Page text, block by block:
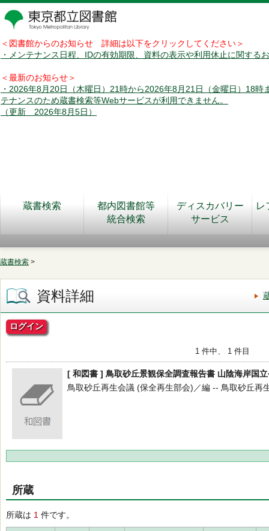
＜図書館からのお知らせ 詳細は以下をクリックしてください＞
・メンテナンス日程、IDの有効期限、資料の表示や利用休止に関する
＜最新のお知らせ＞
・2026年8月20日（木曜日）21時から2026年8月21日（金曜日）18時
テナンスのため蔵書検索等Webサービスが利用できません。
（更新 2026年8月5日）
蔵書検索
都内図書館等
統合検索
ディスカバリー
サービス
レ
蔵書検索 >
資料詳細
ログイン
1 件中、 1 件目
[ 和図書 ] 鳥取砂丘景観保全調査報告書 山陰海岸国
鳥取砂丘再生会議 (保全再生部会)／編 -- 鳥取砂丘再
所蔵
所蔵は 1 件です。